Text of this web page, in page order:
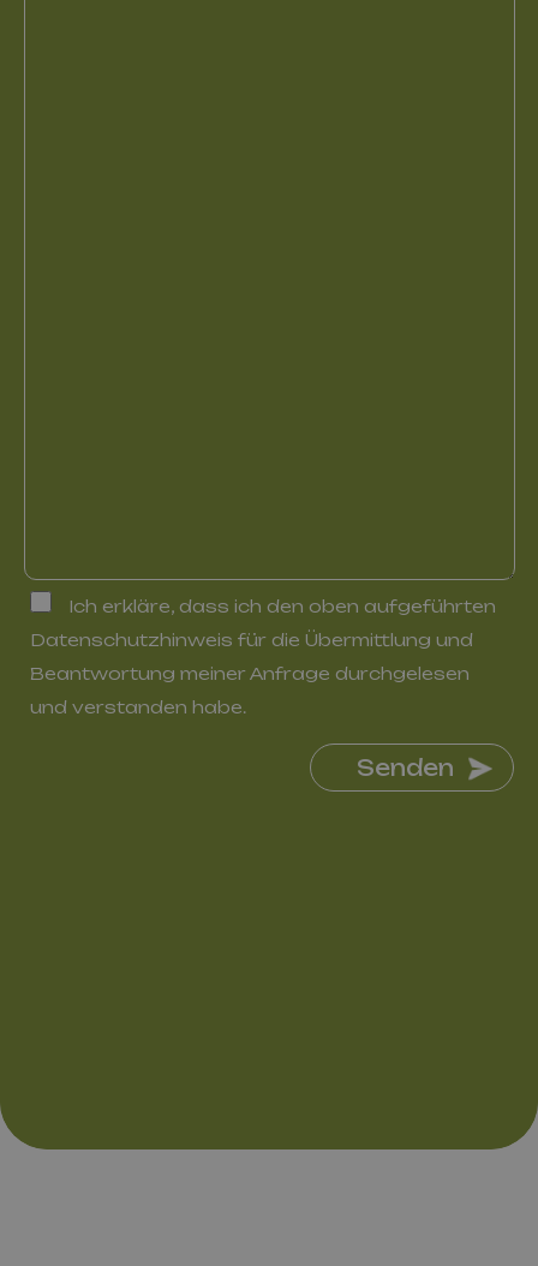
Ich erkläre, dass ich den oben aufgeführten
Datenschutzhinweis für die Übermittlung und
Beantwortung meiner Anfrage durchgelesen
und verstanden habe.
Senden